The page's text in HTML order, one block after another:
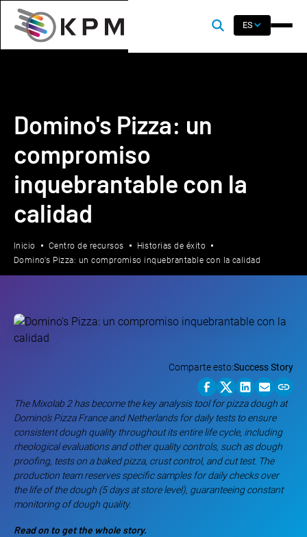
ES
Domino's Pizza: un
compromiso
inquebrantable con la
calidad
Inicio Centro de recursos
Historias de éxito
Domino's Pizza: un compromiso inquebrantable con la calidad
The Mixolab 2 has become the key analysis tool for pizza dough at
Domino’s Pizza France and Netherlands for daily tests to ensure
consistent dough quality throughout its entire life cycle, including
rheological evaluations and other quality controls, such as dough
proofing, tests on a baked pizza, crust control, and cut test. The
production team reserves specific samples for daily checks over
the life of the dough (5 days at store level), guaranteeing constant
monitoring of dough quality.
Read on to get the whole story.
Comparte esto:Success Story